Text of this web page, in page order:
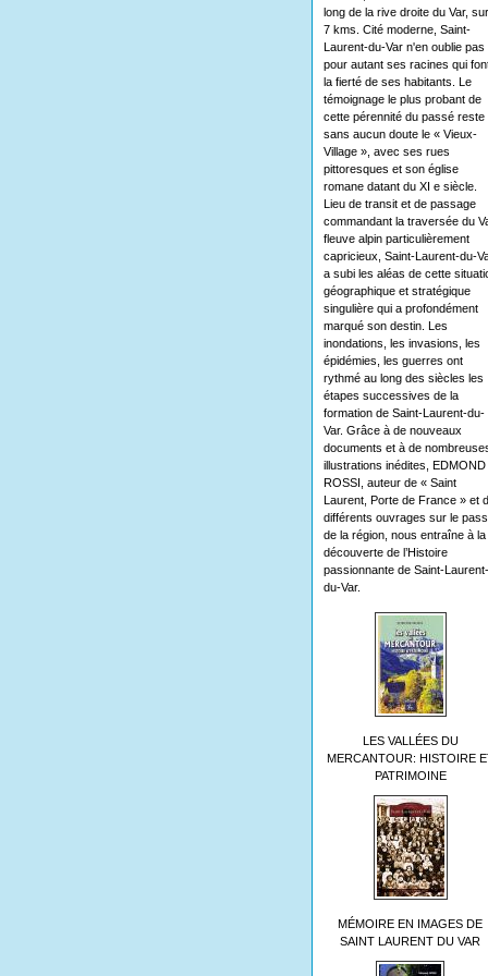
long de la rive droite du Var, sur
7 kms. Cité moderne, Saint-
Laurent-du-Var n'en oublie pas
pour autant ses racines qui
la fierté de ses habitants. Le
témoignage le plus probant de
cette pérennité du passé reste
sans aucun doute le « Vieux-
Village », avec ses rues
pittoresques et son église
romane datant du XI e siècle.
Lieu de transit et de passage
commandant la traversée du
fleuve alpin particulièrement
capricieux, Saint-Laurent-du-
a subi les aléas de cette
géographique et stratégique
singulière qui a profondément
marqué son destin. Les
inondations, les invasions, les
épidémies, les guerres ont
rythmé au long des siècles les
étapes successives de la
formation de Saint-Laurent-du-
Var. Grâce à de nouveaux
documents et à de
illustrations inédites, EDMOND
ROSSI, auteur de « Saint
Laurent, Porte de France » et
différents ouvrages sur le
de la région, nous entraîne à la
découverte de l’Histoire
passionnante de Saint-Laurent-
du-Var.
LES VALLÉES DU
MERCANTOUR: HISTOIRE
PATRIMOINE
MÉMOIRE EN IMAGES DE
SAINT LAURENT DU VAR